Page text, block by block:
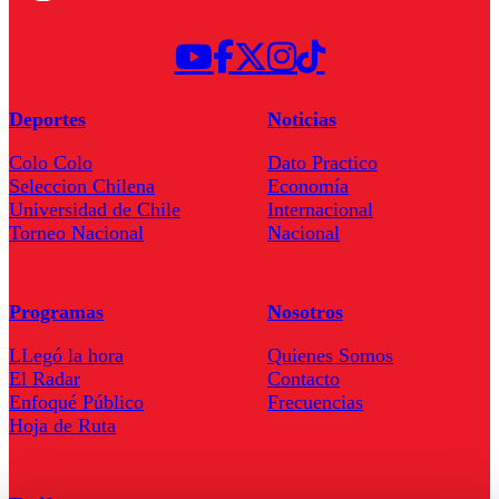
Deportes
Colo Colo
Seleccion Chilena
Universidad de Chile
Torneo Nacional
Noticias
Dato Practico
Economía
Internacional
Nacional
Programas
LLegó la hora
El Radar
Enfoqué Público
Hoja de Ruta
Nosotros
Quienes Somos
Contacto
Frecuencias